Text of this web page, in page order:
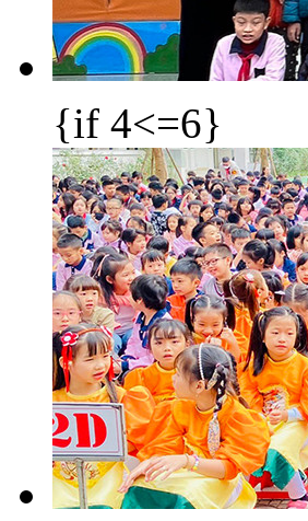
{if 4<=6}